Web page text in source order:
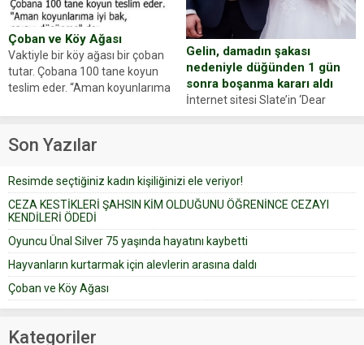
dostumuz...
anlattı… Merkeze bağlı...
Çoban ve Köy Ağası
Vaktiyle bir köy ağası bir çoban
tutar. Çobana 100 tane koyun
teslim eder. “Aman koyunlarıma
Çoban koyunları alır gider. Aylar...
Gelin, damadın şakası
nedeniyle düğünden 1 gün
sonra boşanma kararı aldı
İnternet sitesi Slate’in ‘Dear
Prudence’ isimli tavsiye köşesine
yapıştırdığı için düğünden...
Son Yazılar
Resimde seçtiğiniz kadın kişiliğinizi ele veriyor!
CEZA KESTİKLERİ ŞAHSIN KİM OLDUĞUNU ÖĞRENİNCE CEZAYI
KENDİLERİ ÖDEDİ
Oyuncu Ünal Silver 75 yaşında hayatını kaybetti
Hayvanların kurtarmak için alevlerin arasına daldı
Çoban ve Köy Ağası
Kategoriler